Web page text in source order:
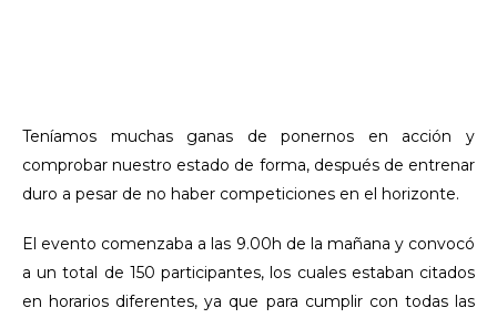
Teníamos muchas ganas de ponernos en acción y
comprobar nuestro estado de forma, después de entrenar
duro a pesar de no haber competiciones en el horizonte.
El evento comenzaba a las 9.00h de la mañana y convocó
a un total de 150 participantes, los cuales estaban citados
en horarios diferentes, ya que para cumplir con todas las